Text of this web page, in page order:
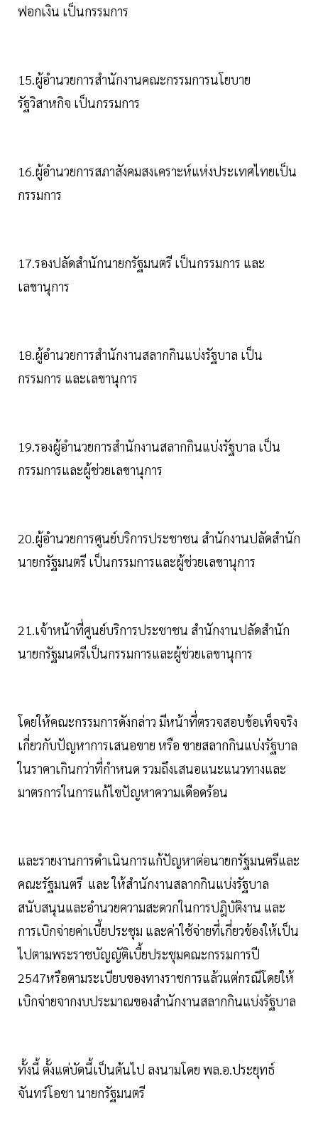
ฟอกเงิน เป็นกรรมการ
15.ผู้อำนวยการสำนักงานคณะกรรมการนโยบาย
รัฐวิสาหกิจ เป็นกรรมการ
16.ผู้อำนวยการสภาสังคมสงเคราะห์แห่งประเทศไทยเป็น
กรรมการ
17.รองปลัดสำนักนายกรัฐมนตรี เป็นกรรมการ และ
เลขานุการ
18.ผู้อำนวยการสำนักงานสลากกินแบ่งรัฐบาล เป็น
กรรมการ และเลขานุการ
19.รองผู้อำนวยการสำนักงานสลากกินแบ่งรัฐบาล เป็น
กรรมการและผู้ช่วยเลขานุการ
20.ผู้อำนวยการศูนย์บริการประชาชน สำนักงานปลัดสำนัก
นายกรัฐมนตรี เป็นกรรมการและผู้ช่วยเลขานุการ
21.เจ้าหน้าที่ศูนย์บริการประชาชน สำนักงานปลัดสำนัก
นายกรัฐมนตรีเป็นกรรมการและผู้ช่วยเลขานุการ
โดยให้คณะกรรมการดังกล่าว มีหน้าที่ตรวจสอบข้อเท็จจริง
เกี่ยวกับปัญหาการเสนอขาย หรือ ขายสลากกินแบ่งรัฐบาล
ในราคาเกินกว่าที่กำหนด รวมถึงเสนอแนะแนวทางและ
มาตรการในการแก้ไขปัญหาความเดือดร้อน
และรายงานการดำเนินการแก้ปัญหาต่อนายกรัฐมนตรีและ
คณะรัฐมนตรี และ ให้สำนักงานสลากกินแบ่งรัฐบาล
สนับสนุนและอำนวยความสะดวกในการปฎิบัติงาน และ
การเบิกจ่ายค่าเบี้ยประชุม และค่าใช้จ่ายที่เกี่ยวข้องให้เป็น
ไปตามพระราชบัญญัติเบี้ยประชุมคณะกรรมการปี
2547หรือตามระเบียบของทางราชการแล้วแต่กรณีโดยให้
เบิกจ่ายจากงบประมาณของสำนักงานสลากกินแบ่งรัฐบาล
ทั้งนี้ ตั้งแต่บัดนี้เป็นต้นไป ลงนามโดย พล.อ.ประยุทธ์
จันทร์โอชา นายกรัฐมนตรี